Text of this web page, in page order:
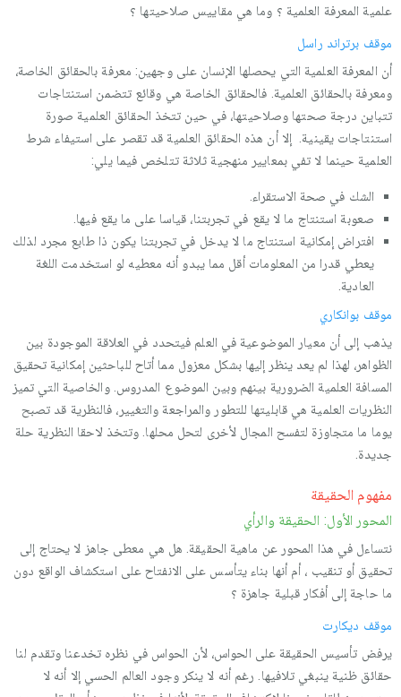
علمیة المعرفة العلمیة ؟ وما هي مقاییس صلاحیتها ؟
موقف برتراند راسل
أن المعرفة العلمیة التي یحصلها الإنسان على وجهین: معرفة بالحقائق الخاصة،
ومعرفة بالحقائق العلمیة. فالحقائق الخاصة هي وقائع تتضمن استنتاجات
تتباین درجة صحتها وصلاحیتها، في حین تتخذ الحقائق العلمیة صورة
استنتاجات یقینیة. إلا أن هذه الحقائق العلمیة قد تقصر على استیفاء شرط
العلمیة حینما لا تفي بمعاییر منهجیة ثلاثة تتلخص فيما يلي:
الشك في صحة الاستقراء.
صعوبة استنتاج ما لا یقع في تجربتنا، قیاسا على ما یقع فیها.
افتراض إمكانیة استنتاج ما لا یدخل في تجربتنا یكون ذا طابع مجرد لذلك
یعطي قدرا من المعلومات أقل مما یبدو أنه معطیه لو استخدمت اللغة
العادیة.
موقف بوانكاري
یذهب إلى أن معیار الموضوعیة في العلم فیتحدد في العلاقة الموجودة بین
الظواهر، لهذا لم یعد ینظر إلیها بشكل معزول مما أتاح للباحثین إمكانیة تحقیق
المسافة العلمیة الضروریة بینهم وبین الموضوع المدروس. والخاصیة التي تمیز
النظریات العلمیة هي قابلیتها للتطور والمراجعة والتغییر، فالنظریة قد تصبح
یوما ما متجاوزة لتفسح المجال لأخرى لتحل محلها. وتتخذ لاحقا النظریة حلة
جدیدة.
مفهوم الحقیقة
المحور الأول: الحقیقة والرأي
نتساءل في هذا المحور عن ماهیة الحقیقة. هل هي معطى جاهز لا یحتاج إلى
تحقیق أو تنقیب ، أم أنها بناء یتأسس على الانفتاح على استكشاف الواقع دون
ما حاجة إلى أفكار قبلیة جاهزة ؟
موقف دیكارت
یرفض تأسیس الحقیقة على الحواس، لأن الحواس في نظره تخدعنا وتقدم لنا
حقائق ظنیة ینبغي تلافیها. رغم أنه لا ینكر وجود العالم الحسي إلا أنه لا